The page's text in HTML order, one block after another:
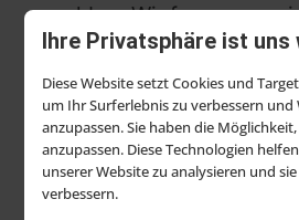
Ihre Privatsphäre ist uns
Diese Website setzt Cookies und
um Ihr Surferlebnis zu verbessern
anzupassen. Sie haben die
anzupassen. Diese Technologien
unserer Website zu analysieren und
verbessern.
machbar. Wir freuen uns
OBI in die nächste Phase
zu gehen.“
Kundenvorteil durch
Ansatz“
Im Mittelpunkt des